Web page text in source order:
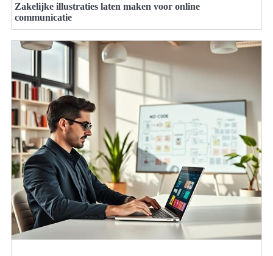
Zakelijke illustraties laten maken voor online
communicatie